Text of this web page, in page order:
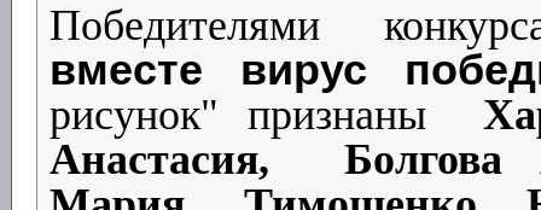
Победителями
вместе вирус
рисунок" признаны
Анастасия, Болгова